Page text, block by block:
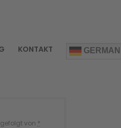
KONTAKT GERMAN
von *